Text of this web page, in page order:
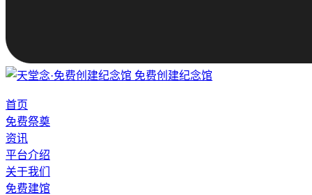
免费创建纪念馆
首页
免费祭奠
资讯
平台介绍
关于我们
免费建馆